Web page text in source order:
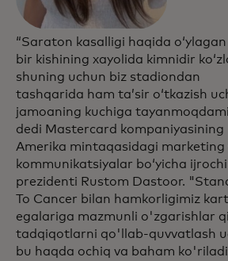
“Saraton kasalligi haqida
bir kishining xayolida kimnidir
shuning uchun biz stadiondan
tashqarida ham taʼsir oʻtkazish
jamoaning kuchiga
dedi Mastercard kompaniyasining
Amerika mintaqasidagi marketing
kommunikatsiyalar boʻyicha
prezidenti Rustom Dastoor.
To Cancer bilan hamkorligimiz
egalariga mazmunli o'zgarishlar
tadqiqotlarni qo'llab-quvvatlash
bu haqda ochiq va baham